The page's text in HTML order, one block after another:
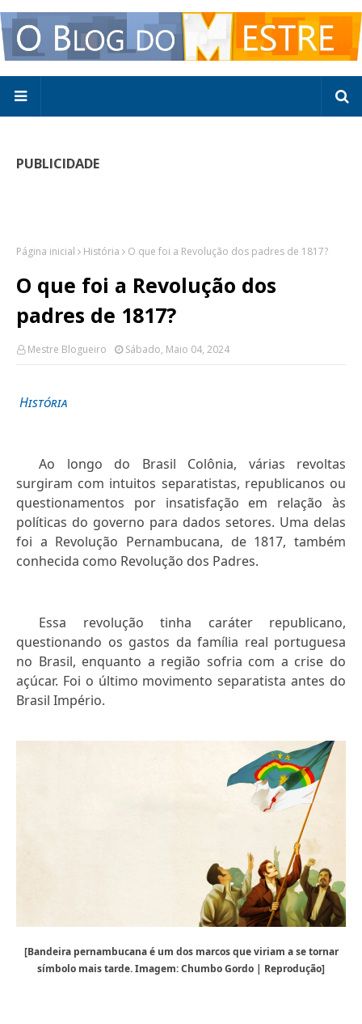
PUBLICIDADE
Página inicial História O que foi a Revolução dos padres de 1817?
O que foi a Revolução dos
padres de 1817?
Mestre Blogueiro Sábado, Maio 04, 2024
História
Ao longo do Brasil Colônia, várias revoltas
surgiram com intuitos separatistas, republicanos ou
questionamentos por insatisfação em relação às
políticas do governo para dados setores. Uma delas
foi a Revolução Pernambucana, de 1817, também
conhecida como Revolução dos Padres.
Essa revolução tinha caráter republicano,
questionando os gastos da família real portuguesa
no Brasil, enquanto a região sofria com a crise do
açúcar. Foi o último movimento separatista antes do
Brasil Império.
[Bandeira pernambucana é um dos marcos que viriam a se tornar
símbolo mais tarde. Imagem: Chumbo Gordo | Reprodução]